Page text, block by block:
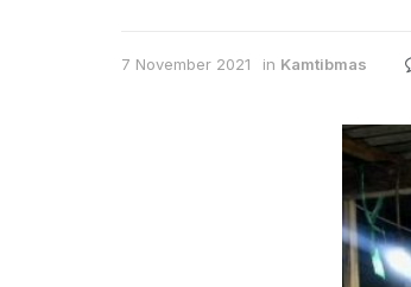
7 November 2021 in Kamtibmas